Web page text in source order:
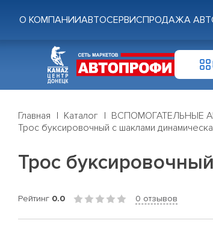
О КОМПАНИИАВТОСЕРВИСПРОДАЖА
Главная Каталог ВСПОМОГАТЕЛЬНЫЕ
Трос буксировочный с шаклами
Трос
Рейтинг 0.0 0 отзывов